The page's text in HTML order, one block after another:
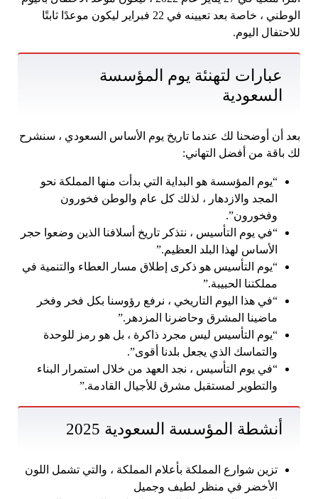
الوطني ، خاصة بعد تعيينه في 22 فبراير ليكون موعدًا ثابتًا
للاحتفال اليوم.
عبارات لتهنئة يوم المؤسسة
السعودية
بعد أن أوضحنا لك عندما تاريخ يوم الأساس السعودي ، سنشرح
لك باقة من أفضل التهاني:
“يوم المؤسسة هو البداية التي بدأت منها المملكة نحو
المجد والازدهار ، لذلك كل عام والوطن فخورون
وفخورون”.
“في يوم التأسيس ، نتذكر تاريخ أسلافنا الذين وضعوا حجر
الأساس لهذا البلد العظيم.”
“يوم التأسيس هو ذكرى إطلاق مسار العطاء والتنمية في
مملكتنا الحبيبة.”
“في هذا اليوم التاريخي ، نرفع رؤوسنا بكل فخر وفخر
ماضينا المشرق وحاضرنا المزدهر.”
“يوم التأسيس ليس مجرد ذاكرة ، بل هو رمز للوحدة
والتماسك الذي يجعل بلدنا أقوى”.
“في يوم التأسيس ، نجد العهد من خلال استمرار البناء
والتطوير لمستقبل مشرق للأجيال القادمة.”
أنشطة المؤسسة السعودية 2025
تزين شوارع المملكة بأعلام المملكة ، والتي تشمل اللون
الأخضر في منظر لطيف وجميل